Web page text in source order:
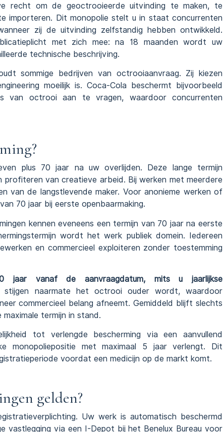
recht om de geoctrooieerde uitvinding te maken, te
importeren. Dit monopolie stelt u in staat concurrenten
zij de uitvinding zelfstandig hebben ontwikkeld.
met zich mee: na 18 maanden wordt uw
technische beschrijving.
sommige bedrijven van octrooiaanvraag. Zij kiezen
moeilijk is. Coca-Cola beschermt bijvoorbeeld
van octrooi aan te vragen, waardoor concurrenten
plus 70 jaar na uw overlijden. Deze lange termijn
van creatieve arbeid. Bij werken met meerdere
van de langstlevende maker. Voor anonieme werken of
70 jaar bij eerste openbaarmaking.
kennen eveneens een termijn van 70 jaar na eerste
wordt het werk publiek domein. Iedereen
en commercieel exploiteren zonder toestemming
jaar vanaf de aanvraagdatum, mits u jaarlijkse
stijgen naarmate het octrooi ouder wordt, waardoor
commercieel belang afneemt. Gemiddeld blijft slechts
termijn in stand.
tot verlengde bescherming via een aanvullend
monopoliepositie met maximaal 5 jaar verlengt. Dit
voordat een medicijn op de markt komt.
gelden?
Uw werk is automatisch beschermd
vastlegging via een I-Depot bij het Benelux Bureau voor